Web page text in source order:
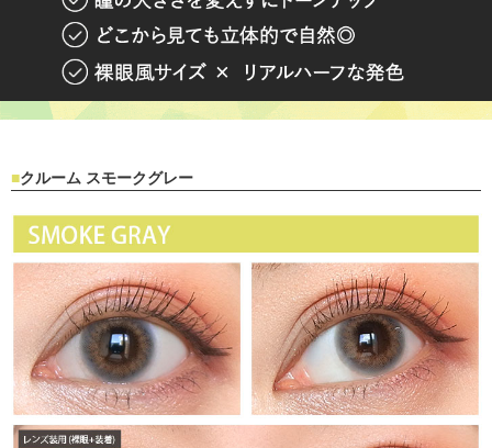
クルーム スモークグレー